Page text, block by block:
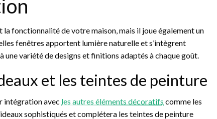
la fonctionnalité de votre maison, mais il joue également un
fenêtres apportent lumière naturelle et s’intègrent
variété de designs et finitions adaptés à chaque goût.
et les teintes de peinture
intégration avec les autres éléments décoratifs comme les
sophistiqués et complétera les teintes de peinture